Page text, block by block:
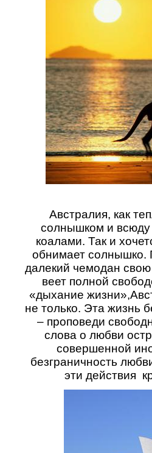
Австралия, как
солнышком и
коалами. Так и
обнимает солнышко.
далекий чемодан
веет полной
«дыхание
не только. Эта жизнь
– проповеди
слова о любви
совершенной
безграничность
эти действия